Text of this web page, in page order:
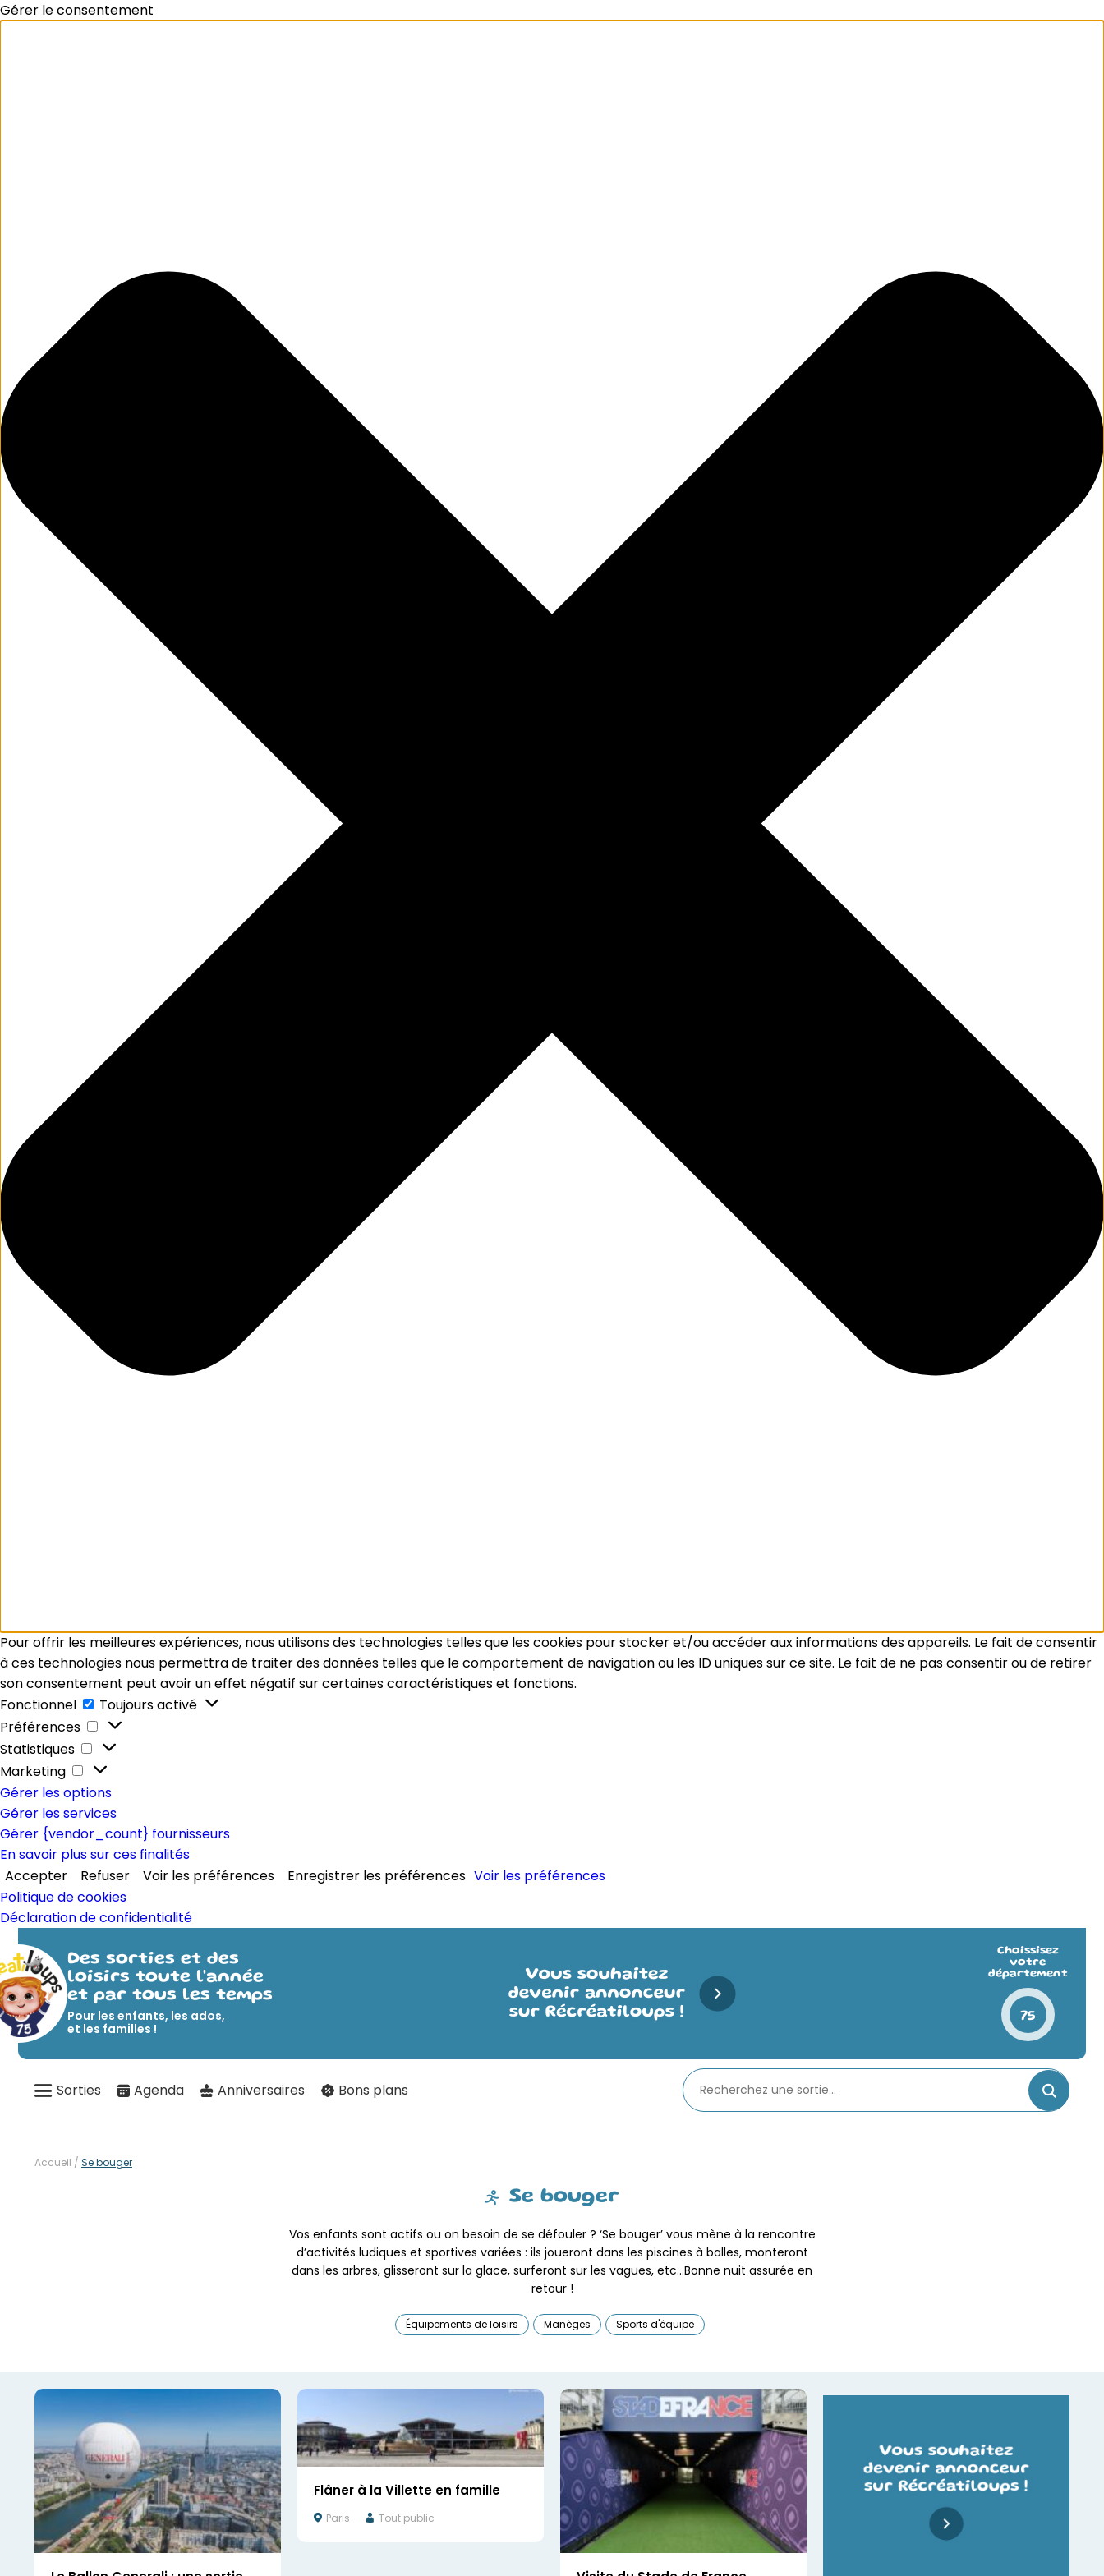
Gérer le consentement
Pour offrir les meilleures expériences, nous utilisons des technologies telles que les cookies pour stocker et/ou accéder aux informations des appareils. Le fait de consentir
à ces technologies nous permettra de traiter des données telles que le comportement de navigation ou les ID uniques sur ce site. Le fait de ne pas consentir ou de retirer
son consentement peut avoir un effet négatif sur certaines caractéristiques et fonctions.
Fonctionnel
Fonctionnel
Toujours activé
Préférences
Préférences
Statistiques
Statistiques
Marketing
Marketing
Gérer les options
Gérer les services
Gérer {vendor_count} fournisseurs
En savoir plus sur ces finalités
Accepter
Refuser Voir les préférences Enregistrer les préférences Voir les préférences
Politique de cookies
Déclaration de confidentialité
Des sorties et des
loisirs toute l'année
et par tous les temps
Pour les enfants, les ados,
et les familles !
Choissisez
votre
département
75
Sorties Agenda Anniversaires Bons plans
Se bouger
Vos enfants sont actifs ou on besoin de se défouler ? ‘Se bouger’ vous mène à la rencontre
d’activités ludiques et sportives variées : ils joueront dans les piscines à balles, monteront
dans les arbres, glisseront sur la glace, surferont sur les vagues, etc…Bonne nuit assurée en
retour !
Équipements de loisirs Manèges Sports d'équipe
Accueil / Se bouger
Flâner à la Villette en famille
Paris Tout public